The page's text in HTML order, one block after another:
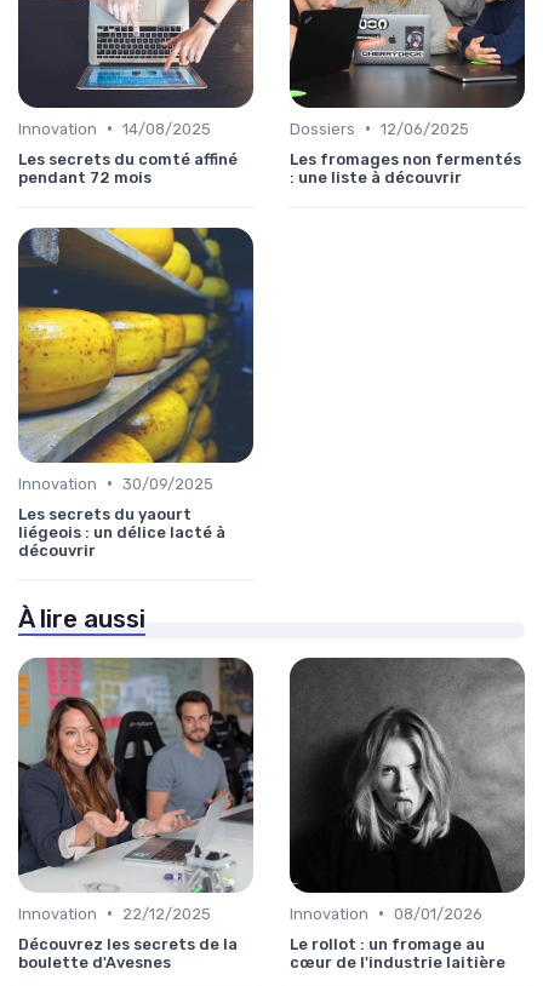
Innovation • 14/08/2025
Les secrets du comté affiné
pendant 72 mois
Dossiers • 12/06/2025
Les fromages non fermentés
: une liste à découvrir
Innovation • 30/09/2025
Les secrets du yaourt
liégeois : un délice lacté à
découvrir
À lire aussi
Innovation •
22/12/2025
Découvrez les secrets de la
boulette d'Avesnes
Innovation • 08/01/2026
Le rollot : un fromage au
cœur de l'industrie laitière